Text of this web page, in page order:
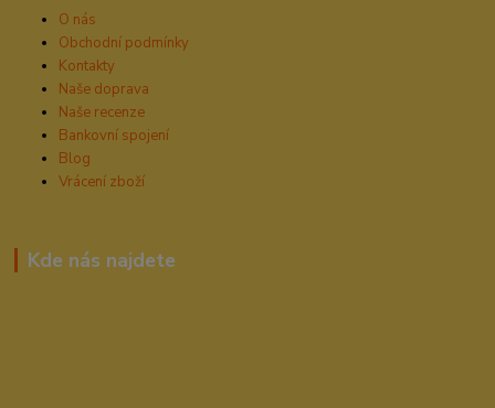
O nás
Obchodní podmínky
Kontakty
Naše doprava
Naše recenze
Bankovní spojení
Blog
Vrácení zboží
Kde nás najdete